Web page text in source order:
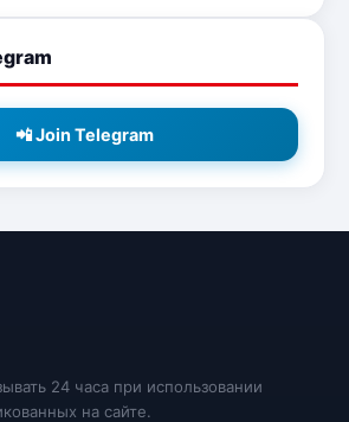
📲 Join Telegram
24 часа при использовании
на сайте.